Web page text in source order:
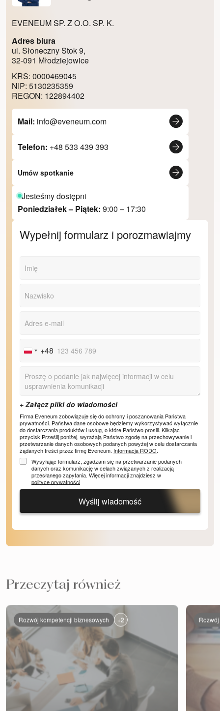
EVENEUM SP. Z O.O. SP. K.
Adres biura
ul. Słoneczny Stok 9,
32-091 Młodziejowice
KRS: 0000469045
NIP: 5130235359
REGON: 122894402
Mail: info@eveneum.com
Telefon: +48 533 439 393
Umów spotkanie
Jesteśmy dostępni
Poniedziałek – Piątek: 9:00 – 17:30
Wypełnij formularz i porozmawiajmy
Poland
+48
Firma Eveneum zobowiązuje się do ochrony i poszanowania Państwa
prywatności. Państwa dane osobowe będziemy wykorzystywać wyłącznie
do dostarczania produktów i usług, o które Państwo prosili. Klikając
przycisk Prześlij poniżej, wyrażają Państwo zgodę na przechowywanie i
przetwarzanie danych osobowych podanych powyżej w celu dostarczania
żądanych treści przez firmę Eveneum. Informacja RODO.
Wysyłając formularz, zgadzam się na przetwarzanie podanych
danych oraz komunikację w celach związanych z realizacją
przesłanego zapytania. Więcej informacji znajdziesz w
polityce prywatności.
Wyślij wiadomość
Przeczytaj również
Rozwój kompetencji biznesowych +2